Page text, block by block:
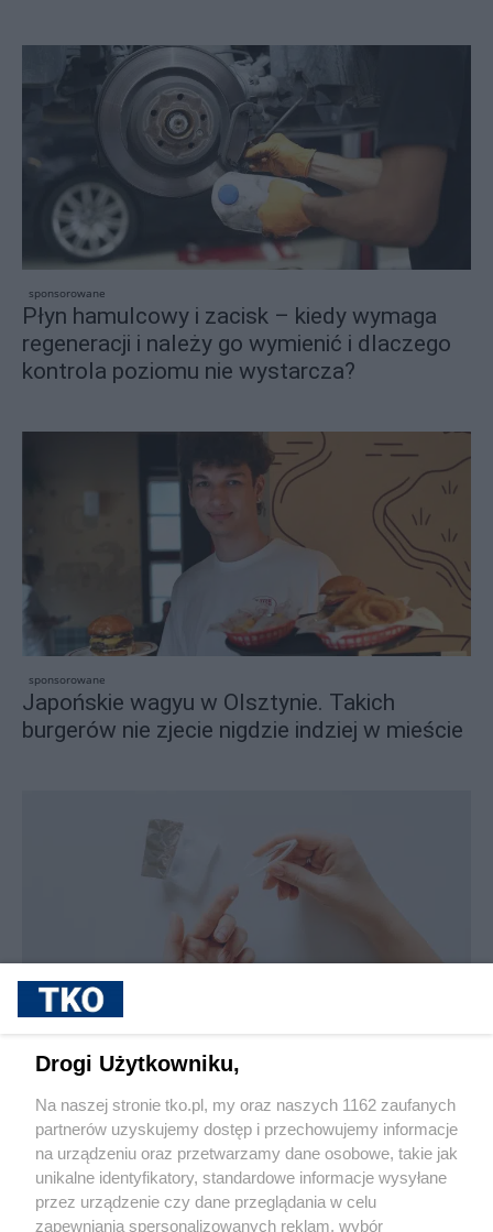
sponsorowane
Płyn hamulcowy i zacisk – kiedy wymaga
regeneracji i należy go wymienić i dlaczego
kontrola poziomu nie wystarcza?
sponsorowane
Japońskie wagyu w Olsztynie. Takich
burgerów nie zjecie nigdzie indziej w mieście
Jak rozpoznać, że soczewki kontaktowe są
Pokaż więcej
Drogi Użytkowniku,
Na naszej stronie tko.pl, my oraz naszych 1162 zaufanych
partnerów uzyskujemy dostęp i przechowujemy informacje
na urządzeniu oraz przetwarzamy dane osobowe, takie jak
unikalne identyfikatory, standardowe informacje wysyłane
przez urządzenie czy dane przeglądania w celu
zapewniania spersonalizowanych reklam, wybór